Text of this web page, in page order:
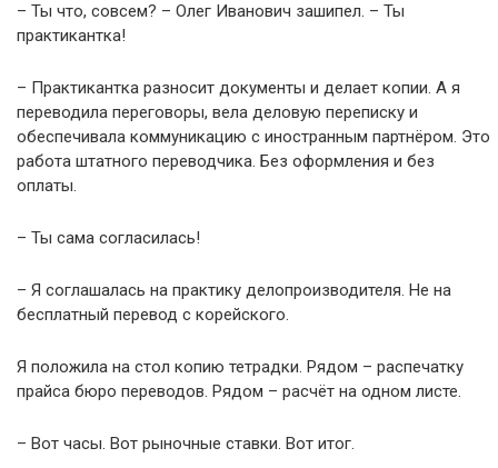
– Ты что, совсем? – Олег Иванович зашипел. – Ты
практикантка!
– Практикантка разносит документы и делает копии. А я
переводила переговоры, вела деловую переписку и
обеспечивала коммуникацию с иностранным партнёром. Это
работа штатного переводчика. Без оформления и без
оплаты.
– Ты сама согласилась!
– Я соглашалась на практику делопроизводителя. Не на
бесплатный перевод с корейского.
Я положила на стол копию тетрадки. Рядом – распечатку
прайса бюро переводов. Рядом – расчёт на одном листе.
– Вот часы. Вот рыночные ставки. Вот итог.